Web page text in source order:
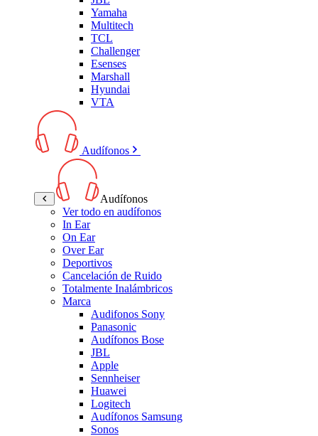
Yamaha
Multitech
TCL
Challenger
Esenses
Marshall
Hyundai
VTA
Audífonos
Audífonos
Ver todo en audífonos
In Ear
On Ear
Over Ear
Deportivos
Cancelación de Ruido
Totalmente Inalámbricos
Marca
Audifonos Sony
Panasonic
Audífonos Bose
JBL
Apple
Sennheiser
Huawei
Logitech
Audífonos Samsung
Sonos